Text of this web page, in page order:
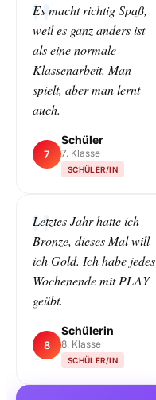
Es macht richtig Spaß,
weil es ganz anders ist
als eine normale
Klassenarbeit. Man
spielt, aber man lernt
auch.
7
Schüler
7. Klasse
SCHÜLER/IN
Letztes Jahr hatte ich
Bronze, dieses Mal will
ich Gold. Ich habe jedes
Wochenende mit PLAY
geübt.
8
Schülerin
8. Klasse
SCHÜLER/IN